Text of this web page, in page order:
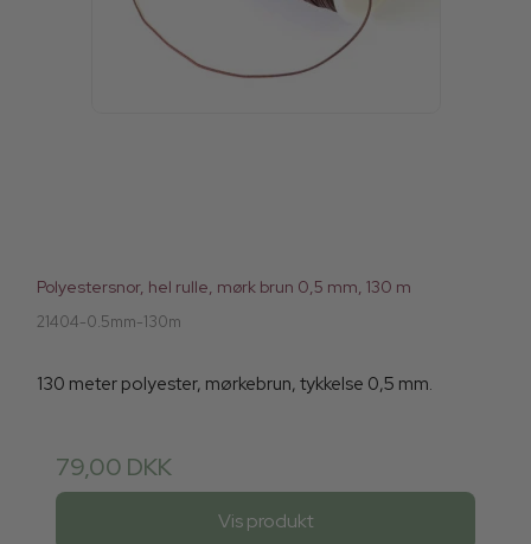
Polyestersnor, hel rulle, mørk brun 0,5 mm, 130 m
21404-0.5mm-130m
130 meter polyester, mørkebrun, tykkelse 0,5 mm.
79,00 DKK
Vis produkt